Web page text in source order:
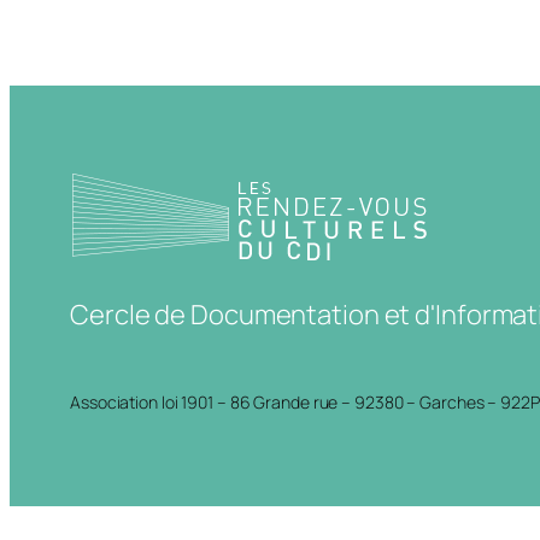
Cercle de Documentation et
Association loi 1901 – 86 Grande rue – 92380 – Garches –